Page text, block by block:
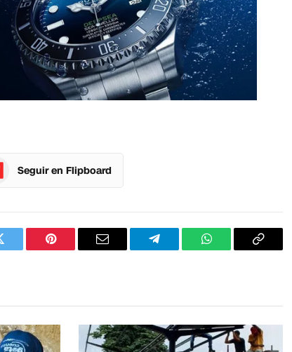
Seguir en Flipboard
PinterestCorreo
TelegramWhatsAppCopiar